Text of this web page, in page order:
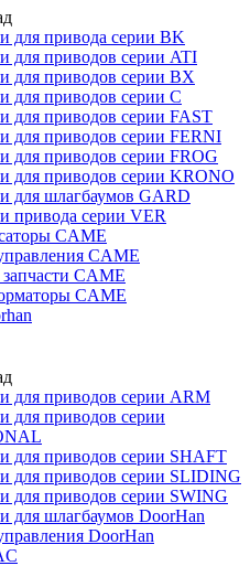
для привода серии BK
для приводов серии ATI
для приводов серии BX
для приводов серии C
для приводов серии FAST
для приводов серии FERNI
для приводов серии FROG
для приводов серии KRONO
для шлагбаумов GARD
привода серии VER
CAME
CAME
CAME
CAME
для приводов серии ARM
для приводов серии
для приводов серии SHAFT
для приводов серии SLIDING
для приводов серии SWING
для шлагбаумов DoorHan
DoorHan